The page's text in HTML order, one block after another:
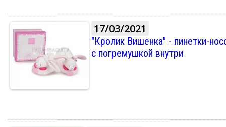
17/03/2021
"Кролик Вишенка" - пинетки-
с погремушкой внутри